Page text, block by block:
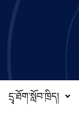
དྲྭ་ཐོག་སློབ་ཁྲིད།